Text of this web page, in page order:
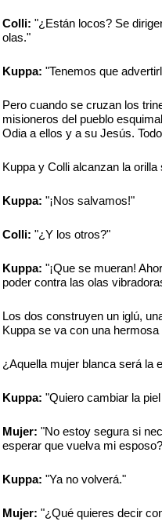
Colli: "¿Están locos? Se
olas."
Kuppa: "Tenemos que
Pero cuando se cruzan los
misioneros del pueblo
Odia a ellos y a su Jesús.
Kuppa y Colli alcanzan la orilla
Kuppa: "¡Nos salvamos!"
Colli: "¿Y los otros?"
Kuppa: "¡Que se mueran!
poder contra las olas
Los dos construyen un iglú,
Kuppa se va con una
¿Aquella mujer blanca será la
Kuppa: "Quiero cambiar la
Mujer: "No estoy segura si
esperar que vuelva mi
Kuppa: "Ya no volverá."
Mujer: "¿Qué quieres decir